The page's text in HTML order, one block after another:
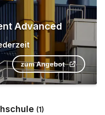
Advanced
zum Angebot
(1 )